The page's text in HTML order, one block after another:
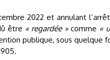
2022 et annulant
être « regardée »comme «
publique, sous quelque